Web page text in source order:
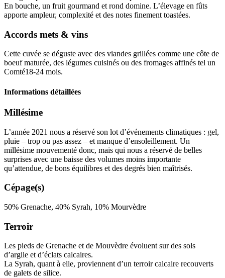
En bouche, un fruit gourmand et rond domine. L’élevage en fûts
apporte ampleur, complexité et des notes finement toastées.
Accords mets & vins
Cette cuvée se déguste avec des viandes grillées comme une côte de
boeuf maturée, des légumes cuisinés ou des fromages affinés tel un
Comté18-24 mois.
Informations détaillées
Millésime
L’année 2021 nous a réservé son lot d’événements climatiques : gel,
pluie – trop ou pas assez – et manque d’ensoleillement. Un
millésime mouvementé donc, mais qui nous a réservé de belles
surprises avec une baisse des volumes moins importante
qu’attendue, de bons équilibres et des degrés bien maîtrisés.
Cépage(s)
50% Grenache, 40% Syrah, 10% Mourvèdre
Terroir
Les pieds de Grenache et de Mouvèdre évoluent sur des sols
d’argile et d’éclats calcaires.
La Syrah, quant à elle, proviennent d’un terroircalcaire recouverts
de galets de silice.